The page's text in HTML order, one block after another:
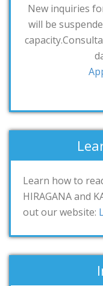
New inquiries
will be
Learn how to
HIRAGANA and
out our website: